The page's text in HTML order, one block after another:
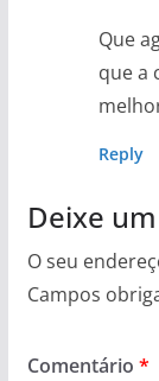
Que
que a
Reply
Deixe
O seu
Campos
Comentário *